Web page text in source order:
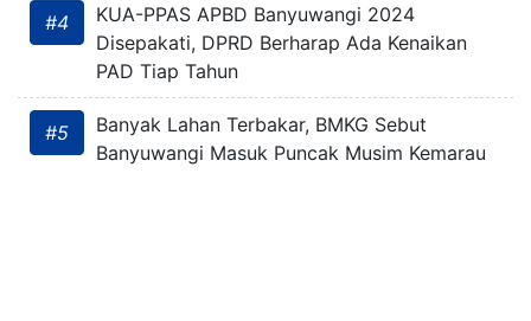
#4
KUA-PPAS APBD Banyuwangi 2024
Disepakati, DPRD Berharap Ada Kenaikan
PAD Tiap Tahun
#5
Banyak Lahan Terbakar, BMKG Sebut
Banyuwangi Masuk Puncak Musim Kemarau